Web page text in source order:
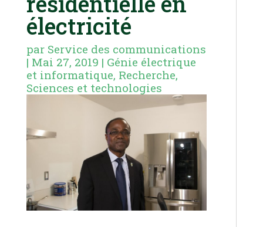
électricité
par Service des communications
| Mai 27, 2019 | Génie électrique
et informatique, Recherche,
Sciences et technologies